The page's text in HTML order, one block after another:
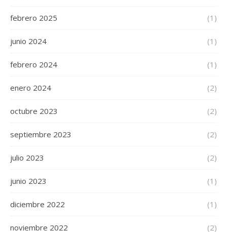
febrero 2025 (1)
junio 2024 (1)
febrero 2024 (1)
enero 2024 (2)
octubre 2023 (2)
septiembre 2023 (2)
julio 2023 (2)
junio 2023 (1)
diciembre 2022 (1)
noviembre 2022 (2)